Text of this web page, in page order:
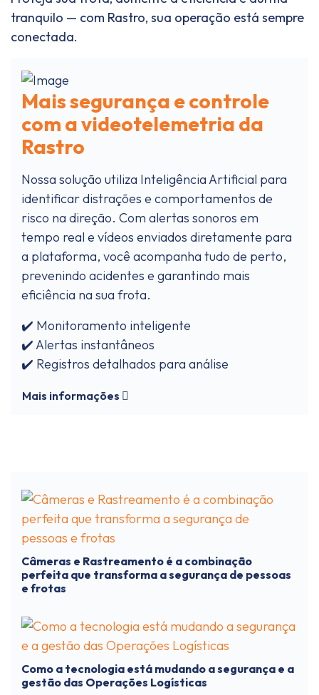
tranquilo — com Rastro, sua operação está sempre
conectada.
Mais segurança e controle
com a videotelemetria da
Rastro
Nossa solução utiliza Inteligência Artificial para
identificar distrações e comportamentos de
risco na direção. Com alertas sonoros em
tempo real e vídeos enviados diretamente para
a plataforma, você acompanha tudo de perto,
prevenindo acidentes e garantindo mais
eficiência na sua frota.
✔️ Monitoramento inteligente
✔️ Alertas instantâneos
✔️ Registros detalhados para análise
Mais informações
Câmeras e Rastreamento é a combinação
perfeita que transforma a segurança de pessoas
e frotas
Como a tecnologia está mudando a segurança e a
gestão das Operações Logísticas